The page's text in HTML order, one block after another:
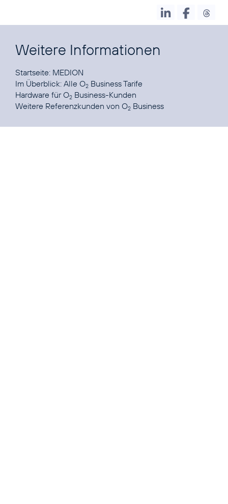
Weitere Informationen
Startseite: MEDION
Im Überblick: Alle O2 Business Tarife
Hardware für O2 Business-Kunden
Weitere Referenzkunden von O2 Business